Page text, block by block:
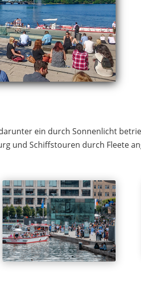
ein durch Sonnenlicht
und Schiffstouren durch Fleete